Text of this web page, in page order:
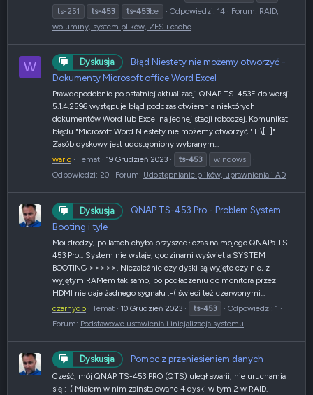
ts-251
ts-453 ts-453be Odpowiedzi: 14 Forum: RAID,
woluminy, system plików, ZFS i cache
W Dyskusja
Błąd Niestety nie możemy otworzyć -
Dokumenty Microsoft office Word Excel
Prawdopodobnie po ostatniej aktualizacji QNAP TS-453E do wersji
5.1.4.2596 występuje błąd podczas otwierania niektórych
dokumentów Word lub Excel na jednej stacji roboczej. Komunikat
błędu "Microsoft Word Niestety nie możemy otworzyć "T:\[...]"
Zasób dyskowy jest udostępniony wybranym...
wario
Temat 19 Grudzień 2023 ts-453
windows
Odpowiedzi: 20
Forum: Udostępnianie plików, uprawnienia i AD
Dyskusja
QNAP TS-453 Pro - Problem System
Booting i tyle
Moi drodzy, po latach chyba przyszedł czas na mojego QNAPa TS-
453 Pro... System nie wstaje, godzinami wyświetla SYSTEM
BOOTING >>>>>. Niezależnie czy dyski są wyjęte czy nie, z
wyjętym RAMem tak samo, po podłaczeniu do monitora przez
HDMI nie daje żadnego sygnału :-( świeci też czerwonymi...
czarnydb
Temat 10 Grudzień 2023 ts-453
Odpowiedzi: 1
Forum: Podstawowe ustawienia i inicjalizacja systemu
Dyskusja Pomoc z przeniesieniem danych
Cześć, mój QNAP TS-453 PRO (QTS) uległ awarii, nie uruchamia
się :-( Miałem w nim zainstalowane 4 dyski w tym 2 w RAID.